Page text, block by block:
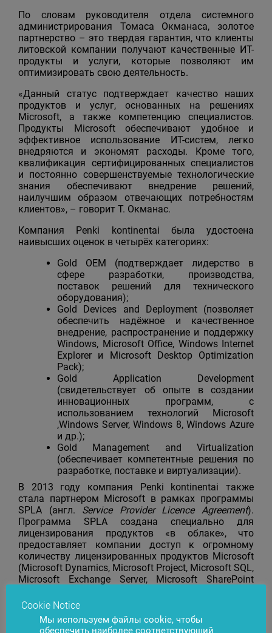
По словам руководителя отдела системного
администрирования Томаса Окманаса, золотое
партнерство – это твердая гарантия, что клиенты
литовской компании получают качественные ИТ-
продукты и услуги, которые позволяют им
оптимизировать свою деятельность.
«Данный статус подтверждает качество наших
продуктов и услуг, основанных на решениях
Microsoft, а также компетенцию специалистов.
Продукты Microsoft обеспечивают удобное и
эффективное использование ИТ-систем, легко
внедряются и экономят расходы. Кроме того,
квалификация сертифицированных специалистов
и постоянно совершенствуемые технологические
знания обеспечивают внедрение решений,
наилучшим образом отвечающих потребностям
клиентов», – говорит Т. Окманас.
Компания Penki kontinentai была удостоена
наивысших оценок в четырёх категориях:
Gold OEM (подтверждает лидерство в
сфере разработки, производства,
поставок решений для технического
оборудования);
Gold Devices and Deployment (позволяет
обеспечить надёжное и качественное
внедрение, распространение и поддержку
Windows, Microsoft Office, Windows Internet
Explorer и Microsoft Desktop Optimization
Pack);
Gold Application Development
(свидетельствует об опыте в создании
инновационных программ, с
использованием технологий Microsoft
,Windows Server, Windows 8, Windows Azure
и др.);
Gold Management and Virtualization
(обеспечивает компетентные решения по
разработке, поставке и виртуализации).
В 2013 году компания Penki kontinentai также
стала партнером Microsoft в рамках программы
SPLA (англ. Service Provider Licence Agreement).
Программа SPLA создана специально для
лицензирования продуктов «в облаке», что
предоставляет компании доступ к огромному
количеству лицензированных продуктов Microsoft
(Microsoft Dynamics, Microsoft Project, Microsoft SQL,
Microsoft Exchange Server, Microsoft SharePoint
клиентам компании использовать решения, не
инвестируя в дорогостоящее программное
обеспечение. Penki kontinentai сотрудничает и
Cookie Notice
Мы используем файлы cookie, чтобы
обеспечить наиболее соответствующий